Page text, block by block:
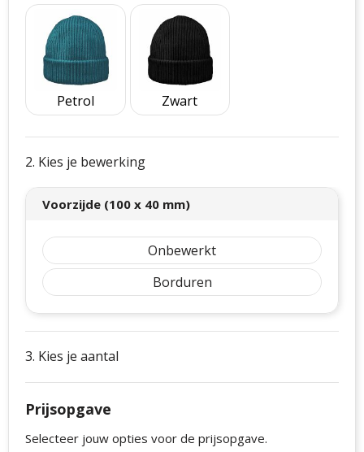
Petrol Zwart
2. Kies je bewerking
Voorzijde (100 x 40 mm)
Onbewerkt
Borduren
3. Kies je aantal
Prijsopgave
Selecteer jouw opties voor de prijsopgave.